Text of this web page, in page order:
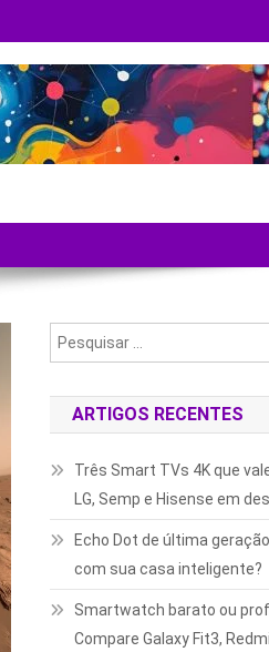
ARTIGOS RECENTES
Três Smart TVs 4K que
LG, Semp e Hisense em
Echo Dot de última
com sua casa inteligente?
Smartwatch barato ou
Compare Galaxy Fit3,